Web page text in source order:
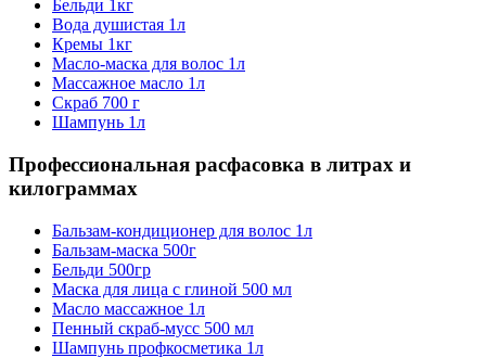
Бельди 1кг
Вода душистая 1л
Кремы 1кг
Масло-маска для волос 1л
Массажное масло 1л
Скраб 700 г
Шампунь 1л
Профессиональная расфасовка в литрах и
килограммах
Бальзам-кондиционер для волос 1л
Бальзам-маска 500г
Бельди 500гр
Маска для лица с глиной 500 мл
Масло массажное 1л
Пенный скраб-мусс 500 мл
Шампунь профкосметика 1л